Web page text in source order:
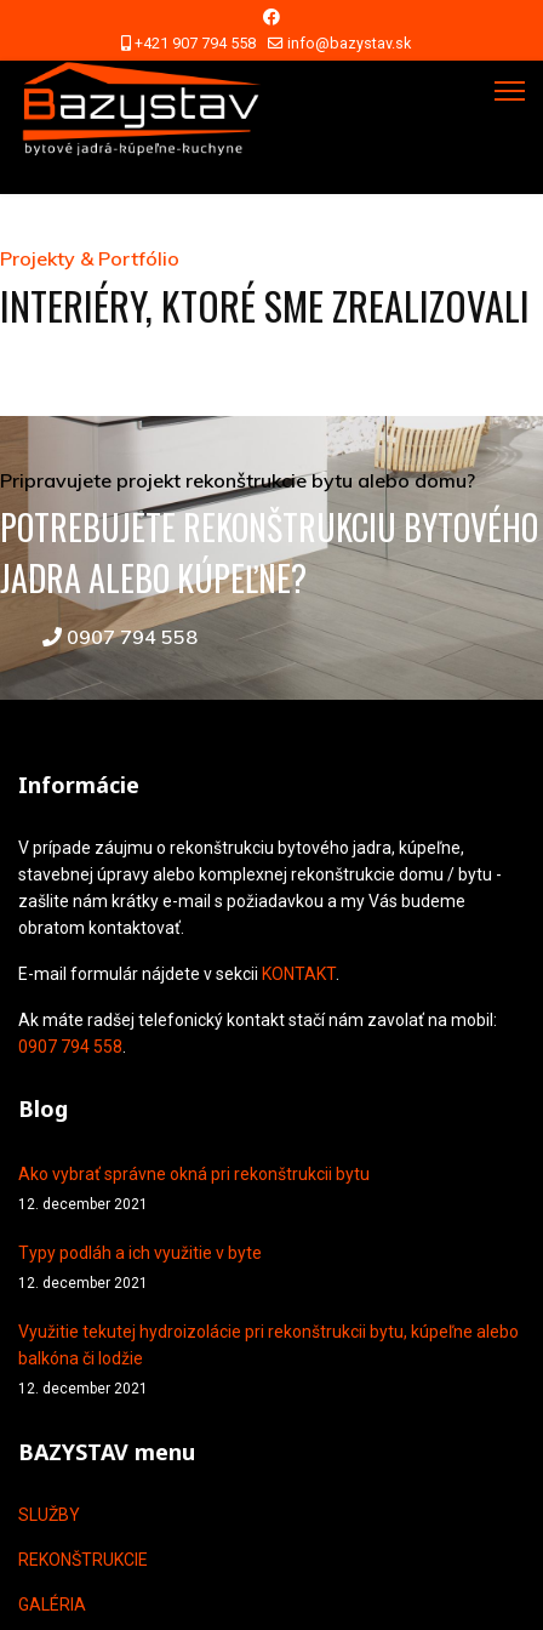
+421 907 794 558 info@bazystav.sk
Projekty & Portfólio
INTERIÉRY, KTORÉ SME ZREALIZOVALI
Pripravujete projekt rekonštrukcie bytu alebo domu?
POTREBUJETE REKONŠTRUKCIU BYTOVÉHO
JADRA ALEBO KÚPEĽNE?
0907 794 558
Informácie
V prípade záujmu o rekonštrukciu bytového jadra, kúpeľne,
stavebnej úpravy alebo komplexnej rekonštrukcie domu / bytu -
zašlite nám krátky e-mail s požiadavkou a my Vás budeme
obratom kontaktovať.
E-mail formulár nájdete v sekcii KONTAKT.
Ak máte radšej telefonický kontakt stačí nám zavolať na mobil:
0907 794 558
Blog
Ako vybrať správne okná pri rekonštrukcii bytu
12. december 2021
Typy podláh a ich využitie v byte
12. december 2021
Využitie tekutej hydroizolácie pri rekonštrukcii bytu, kúpeľne alebo
balkóna či lodžie
12. december 2021
BAZYSTAV menu
SLUŽBY
REKONŠTRUKCIE
GALÉRIA